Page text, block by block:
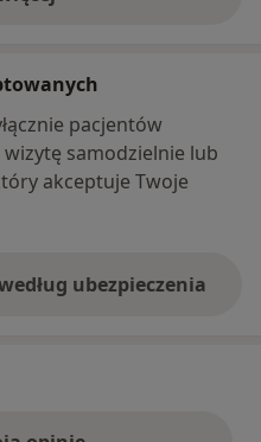
adresie
pacjentów
samodzielnie lub
akceptuje Twoje
ubezpieczenia